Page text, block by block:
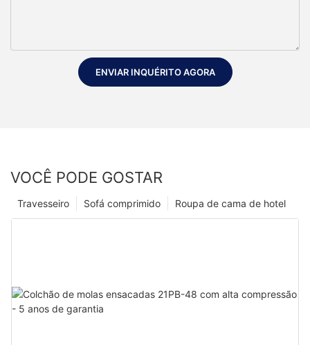
ENVIAR INQUÉRITO AGORA
VOCÊ PODE GOSTAR
Roupa de cama de hotel
Sofá comprimido
Travesseiro